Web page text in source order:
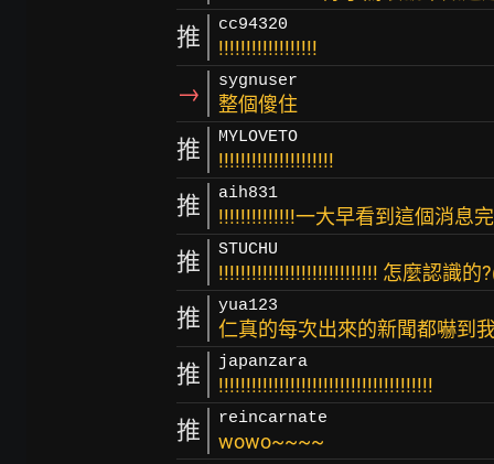
推 cc94320
!!!!!!!!!!!!!!!!!!
→ sygnuser
整個傻住
推 MYLOVETO
!!!!!!!!!!!!!!!!!!!!!
推 aih831
!!!!!!!!!!!!!!一大早看到這個消息
推 STUCHU
!!!!!!!!!!!!!!!!!!!!!!!!!!!!! 怎麼認識的
推 yua123
仁真的每次出來的新聞都嚇到
推 japanzara
!!!!!!!!!!!!!!!!!!!!!!!!!!!!!!!!!!!!!!!
推 reincarnate
wowo~~~~